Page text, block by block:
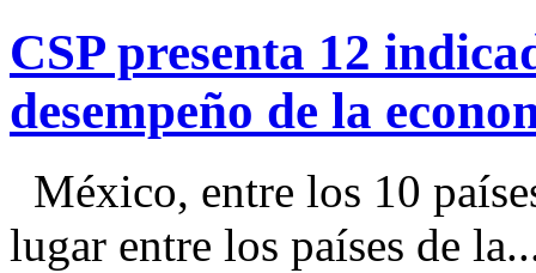
CSP presenta 12
desempeño de la
México, entre los 10
lugar entre los países de